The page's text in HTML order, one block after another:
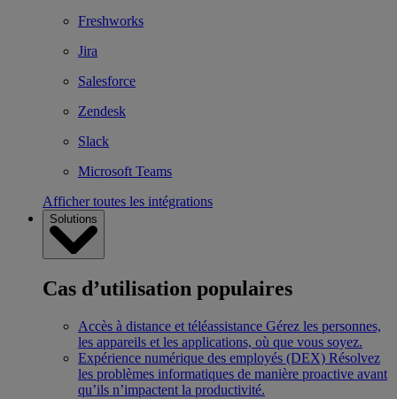
Freshworks
Jira
Salesforce
Zendesk
Slack
Microsoft Teams
Afficher toutes les intégrations
Solutions
Cas d’utilisation populaires
Accès à distance et téléassistance Gérez les personnes,
les appareils et les applications, où que vous soyez.
Expérience numérique des employés (DEX) Résolvez
les problèmes informatiques de manière proactive avant
qu’ils n’impactent la productivité.